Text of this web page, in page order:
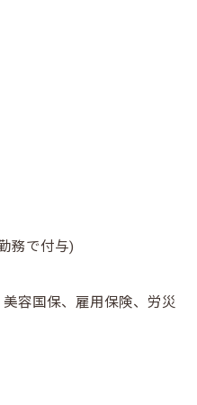
付与)
美容国保、雇用保険、労災